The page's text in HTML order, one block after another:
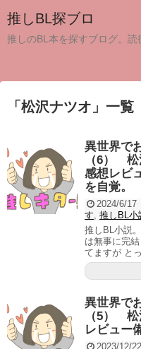
推しBL探ブロ
推しのBL本を探すブログ。読
「 松沢ナツオ 」 一覧
異世界で
（6）
感想レビ
を自覚。
2024/6/17
す 推しBL小
推しBL小説
は無事に完
てますが と
異世界で
（5）
レビュー
2023/12/22